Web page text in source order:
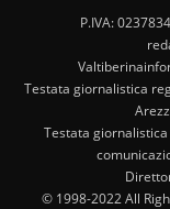
P.IVA:
Testata giornalistica
Testata
© 1998-2022 All